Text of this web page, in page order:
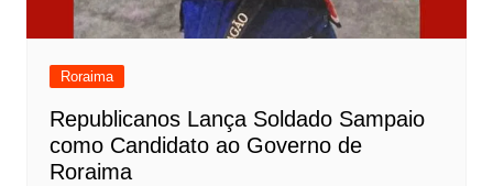
Roraima
Republicanos Lança Soldado Sampaio
como Candidato ao Governo de
Roraima